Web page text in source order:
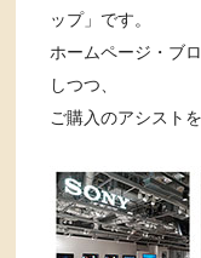
ップ」です。
ホームページ・ブ
しつつ、
ご購入のアシスト